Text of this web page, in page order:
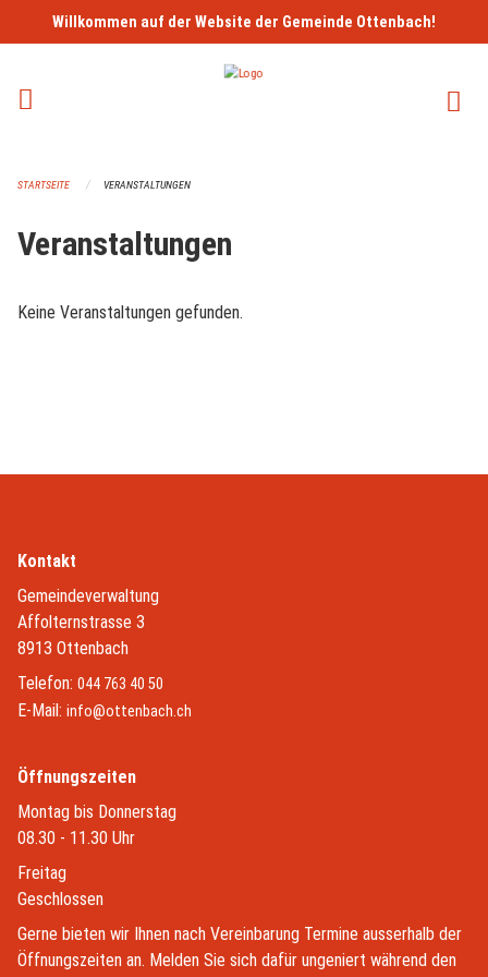
Navigation überspringen
Willkommen auf der Website der Gemeinde Ottenbach!
STARTSEITE VERANSTALTUNGEN
Veranstaltungen
Keine Veranstaltungen gefunden.
Kontakt
Gemeindeverwaltung
Affolternstrasse 3
8913 Ottenbach
Telefon: 044 763 40 50
E-Mail: info@ottenbach.ch
Öffnungszeiten
Montag bis Donnerstag
08.30 - 11.30 Uhr
Freitag
Geschlossen
Gerne bieten wir Ihnen nach Vereinbarung Termine ausserhalb der
Öffnungszeiten an. Melden Sie sich dafür ungeniert während den